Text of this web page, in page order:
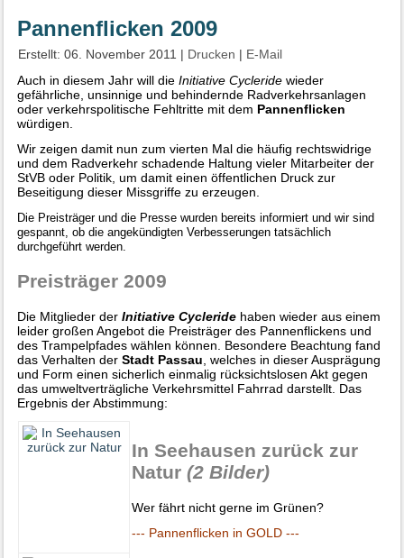
Pannenflicken 2009
Erstellt: 06. November 2011 | Drucken | E-Mail
Auch in diesem Jahr will dieInitiative Cycleride wieder
gefährliche, unsinnige und behindernde Radverkehrsanlagen
oder verkehrspolitische Fehltritte mit dem Pannenflicken
würdigen.
Wir zeigen damit nun zum vierten Mal die häufig rechtswidrige
und dem Radverkehr schadende Haltung vieler Mitarbeiter der
StVB oder Politik, um damit einen öffentlichen Druck zur
Beseitigung dieser Missgriffe zu erzeugen.
Die Preisträger und die Presse wurden bereits informiert und wir sind
gespannt, ob die angekündigten Verbesserungen tatsächlich
durchgeführt werden.
Preisträger 2009
Die Mitglieder derInitiative Cycleride haben wieder aus einem
leider großen Angebot die Preisträger des Pannenflickens und
des Trampelpfades wählen können. Besondere Beachtung fand
das Verhalten derStadt Passau, welches in dieser Ausprägung
und Form einen sicherlich einmalig rücksichtslosen Akt gegen
das umweltverträgliche Verkehrsmittel Fahrrad darstellt. Das
Ergebnis der Abstimmung:
In Seehausen zurück zur
Natur(2 Bilder)
Wer fährt nicht gerne im Grünen?
--- Pannenflicken in GOLD ---